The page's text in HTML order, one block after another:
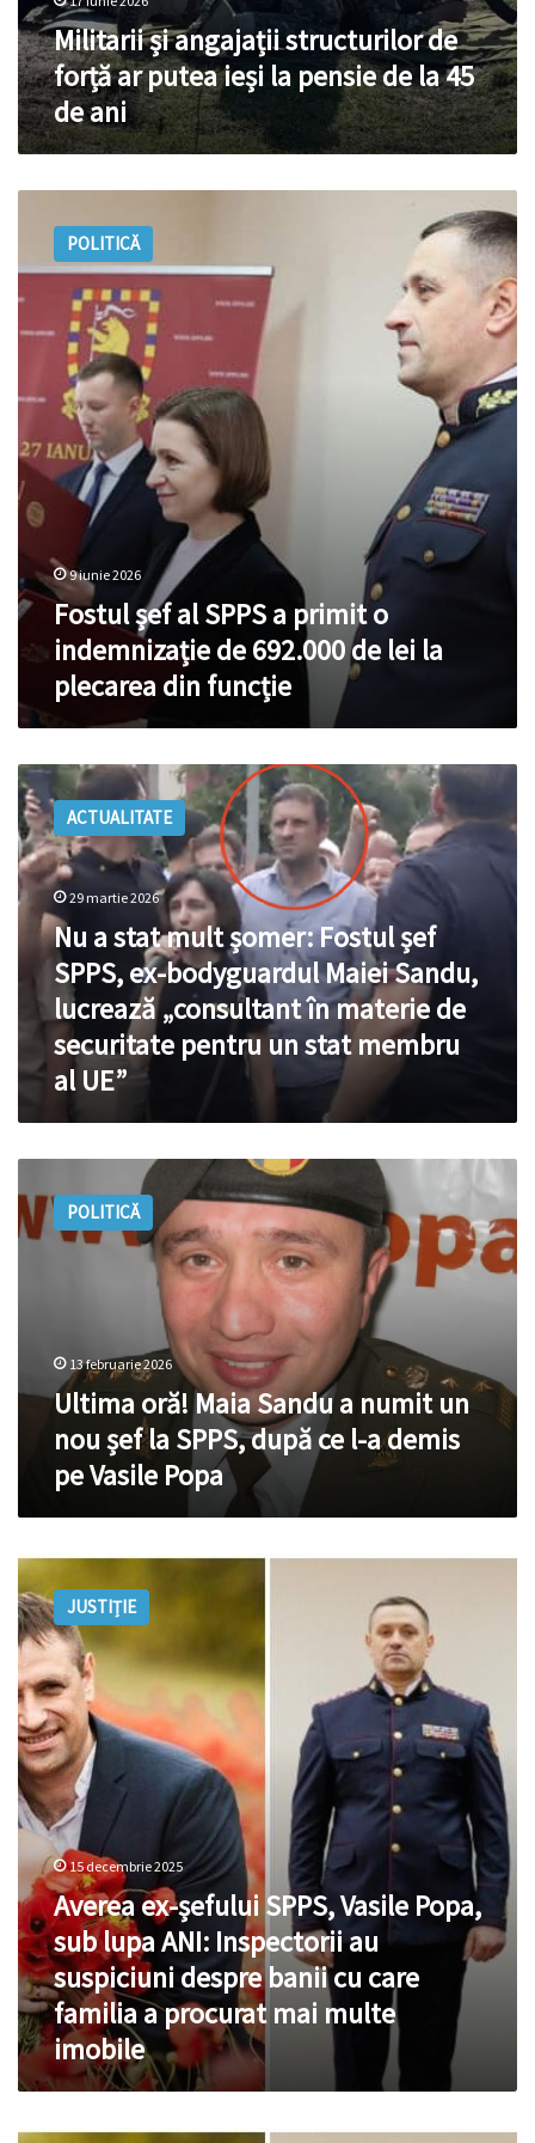
Militarii și angajații structurilor de
forță ar putea ieși la pensie de la 45
de ani
SPPS
a
primit
indemnizație
de
692.000
de
lei
la
plecarea
funcție
POLITICĂ
9 iunie 2026
Fostul șef al SPPS a primit o
indemnizație de 692.000 de lei la
plecarea din funcție
Nu
a
stat
mult
șomer:
Fostul
șef
SPPS,
bodyguardul
Maiei
Sandu,
lucrează
în
securitate
pentru
ACTUALITATE
29 martie 2026
Nu a stat mult șomer: Fostul șef
SPPS, ex-bodyguardul Maiei Sandu,
lucrează „consultant în materie de
securitate pentru un stat membru
al UE”
oră!
Maia
Sandu
la
SPPS,
a
pe
Vasile
Popa
POLITICĂ
13 februarie 2026
Ultima oră! Maia Sandu a numit un
nou șef la SPPS, după ce l-a demis
pe Vasile Popa
Averea
ex-
șefului
SPPS,
Vasile
Popa,
sub
lupa
ANI:
Inspectorii
au
suspiciuni
despre
banii
cu
care
familia
a
procurat
mai
multe
imobile
JUSTIȚIE
15 decembrie 2025
Averea ex-șefului SPPS, Vasile Popa,
sub lupa ANI: Inspectorii au
suspiciuni despre banii cu care
familia a procurat mai multe
imobile